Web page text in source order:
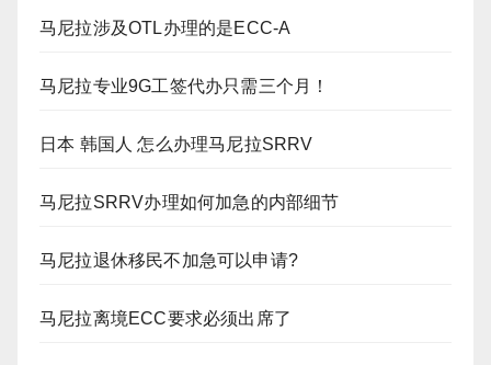
马尼拉涉及OTL办理的是ECC-A
马尼拉专业9G工签代办只需三个月！
日本 韩国人 怎么办理马尼拉SRRV
马尼拉SRRV办理如何加急的内部细节
马尼拉退休移民不加急可以申请?
马尼拉离境ECC要求必须出席了